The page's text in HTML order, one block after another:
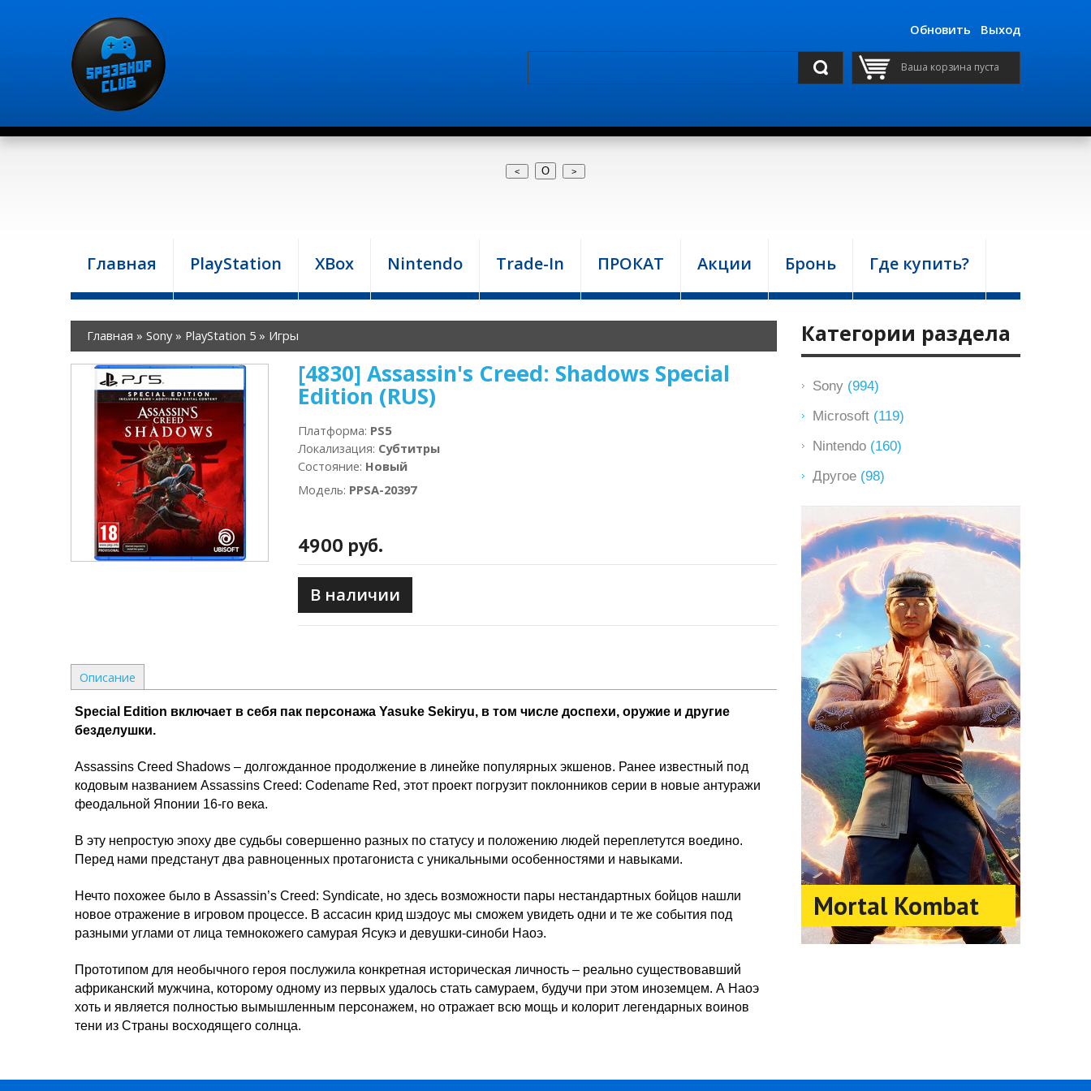
Обновить Выход
Ваша корзина пуста
О
Главная PlayStation XBox Nintendo Trade-In ПРОКАТ Акции Бронь Где купить?
Главная » Sony » PlayStation 5 » Игры
[4830] Assassin's Creed: Shadows Special
Edition (RUS)
Платформа: PS5
Локализация: Субтитры
Состояние: Новый
Модель: PPSA-20397
4900 руб.
В наличии
Описание
Special Edition включает в себя пак персонажа Yasuke Sekiryu, в том числе доспехи, оружие и другие
безделушки.
Assassins Creed Shadows – долгожданное продолжение в линейке популярных экшенов. Ранее известный под
кодовым названием Assassins Creed: Codename Red, этот проект погрузит поклонников серии в новые антуражи
феодальной Японии 16-го века.
В эту непростую эпоху две судьбы совершенно разных по статусу и положению людей переплетутся воедино.
Перед нами предстанут два равноценных протагониста с уникальными особенностями и навыками.
Нечто похожее было в Assassin’s Creed: Syndicate, но здесь возможности пары нестандартных бойцов нашли
новое отражение в игровом процессе. В ассасин крид шэдоус мы сможем увидеть одни и те же события под
разными углами от лица темнокожего самурая Ясукэ и девушки-синоби Наоэ.
Прототипом для необычного героя послужила конкретная историческая личность – реально существовавший
африканский мужчина, которому одному из первых удалось стать самураем, будучи при этом иноземцем. А Наоэ
хоть и является полностью вымышленным персонажем, но отражает всю мощь и колорит легендарных воинов
тени из Страны восходящего солнца.
Категории раздела
Sony (994)
Microsoft (119)
Nintendo (160)
Другое (98)
Mortal Kombat